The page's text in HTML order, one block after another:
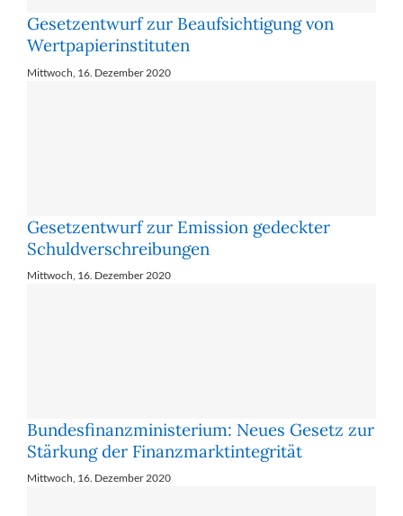
Ge­setz­ent­wurf zur Be­auf­sich­ti­gung von
Wert­pa­pier­in­sti­tu­ten
Mittwoch, 16. Dezember 2020
Ge­setz­ent­wurf zur Emis­si­on ge­deck­ter
Schuld­ver­schrei­bun­gen
Mittwoch, 16. Dezember 2020
Bundesfinanzministerium: Neues Gesetz zur
Stärkung der Finanzmarktintegrität
Mittwoch, 16. Dezember 2020